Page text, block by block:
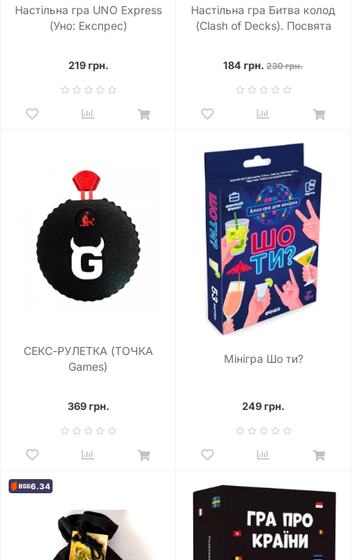
Настільна гра UNO Express
(Уно: Експрес)
219 грн.
Настільна гра Битва колод
(Clash of Decks). Посвята
184 грн. 230 грн.
СЕКС-РУЛЕТКА (ТОЧКА
Games)
369 грн.
Мінігра Шо ти?
249 грн.
6.34